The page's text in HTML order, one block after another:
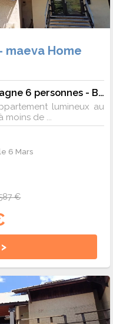
maeva Home
Studio + coin cabine vue montagne 6 personnes - Budget
lumineux au
moins de ...
6 Mars
€